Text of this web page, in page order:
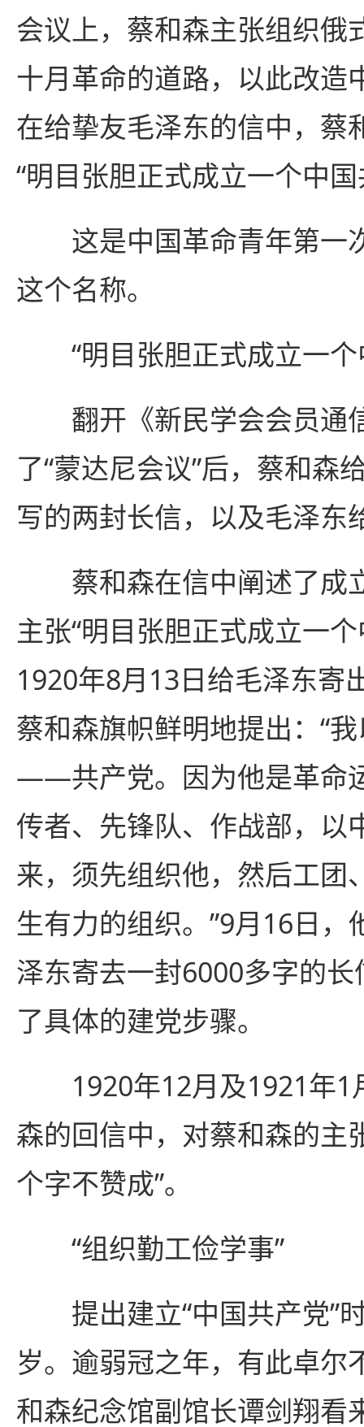
会议上，蔡和森主张组织俄
十月革命的道路，以此改造
在给挚友毛泽东的信中，蔡
“明目张胆正式成立一个中
这是中国革命青年第一
这个名称。
“明目张胆正式成立一个
翻开《新民学会会员通
了“蒙达尼会议”后，蔡和森
写的两封长信，以及毛泽东
蔡和森在信中阐述了成
主张“明目张胆正式成立一
1920年8月13日给毛泽东寄
蔡和森旗帜鲜明地提出：“
——共产党。因为他是革命
传者、先锋队、作战部，以
来，须先组织他，然后工团
生有力的组织。”9月16日，
泽东寄去一封6000多字的
了具体的建党步骤。
1920年12月及1921年1
森的回信中，对蔡和森的主
个字不赞成”。
“组织勤工俭学事”
提出建立“中国共产党”
岁。逾弱冠之年，有此卓尔
和森纪念馆副馆长谭剑翔看